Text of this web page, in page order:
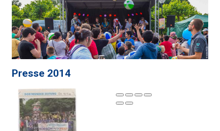
Presse 2014